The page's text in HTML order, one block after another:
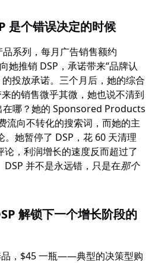
是个错误决定的时候
系列，每月广告销售额约
她推销 DSP，承诺带来“品牌认
投放承诺。三个月后，她的综合
的销售微乎其微，她也说不清到
在哪？她的 Sponsored Products
流向不转化的搜索词，而她的主
她暂停了 DSP，花 60 天清理
，利润增长的速度反而超过了
DSP 并不是永远错，只是在那个
解锁下一个增长阶段的
，$45 一瓶——典型的决策型购